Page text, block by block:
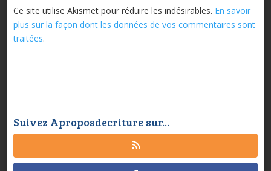
Ce site utilise Akismet pour réduire les indésirables. En savoir
plus sur la façon dont les données de vos commentaires sont
traitées.
Suivez Aproposdecriture sur...